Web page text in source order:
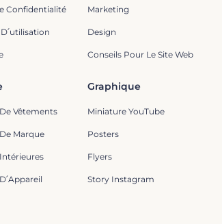
Confidentialité
Vêtements
Marque
Marketing
Design
Conseils Pour Le Site Web
Graphique
Miniature YouTube
Posters
Flyers
Story Instagram